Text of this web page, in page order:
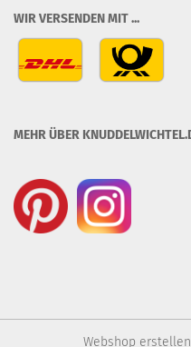
WIR VERSENDEN MIT ...
MEHR ÜBER
Webshop erstellen